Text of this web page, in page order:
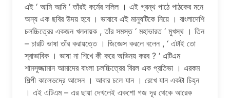
এই ‘ আমি আমি ‘ তাঁরই কর্মের দলিল । এই গ্রন্থ পাঠে পাঠকের মনে
অন্য এক ছবির উদয় হবে । ভাবাবে এই মানুষটিকে নিয়ে । বাংলাদেশি
চলচ্চিত্রের একজন খলনায়ক , তাঁর সমস্ত ‘ মহাভারত ‘ মুখস্থ । তিন
– চারটি ভাষা তাঁর করায়ত্তে । জিজ্ঞেস করলে বলেন , ‘ এটাই তো
স্বাভাবিক । ভাষা না শিখে কী করে অভিনয় করব ? ‘ এটিএম
শামসুজ্জামান আমাদের বাংলা চলচ্চিত্রের বিরল এক প্রতিভা । এরকম
শিল্পী কালেভদ্রে আসেন । আবার চলে যান । রেখে যান একটা চিহ্ন
। এই এটিএম – এর ছায়া দেখলেই একশো গজ দূর থেকে আরেক